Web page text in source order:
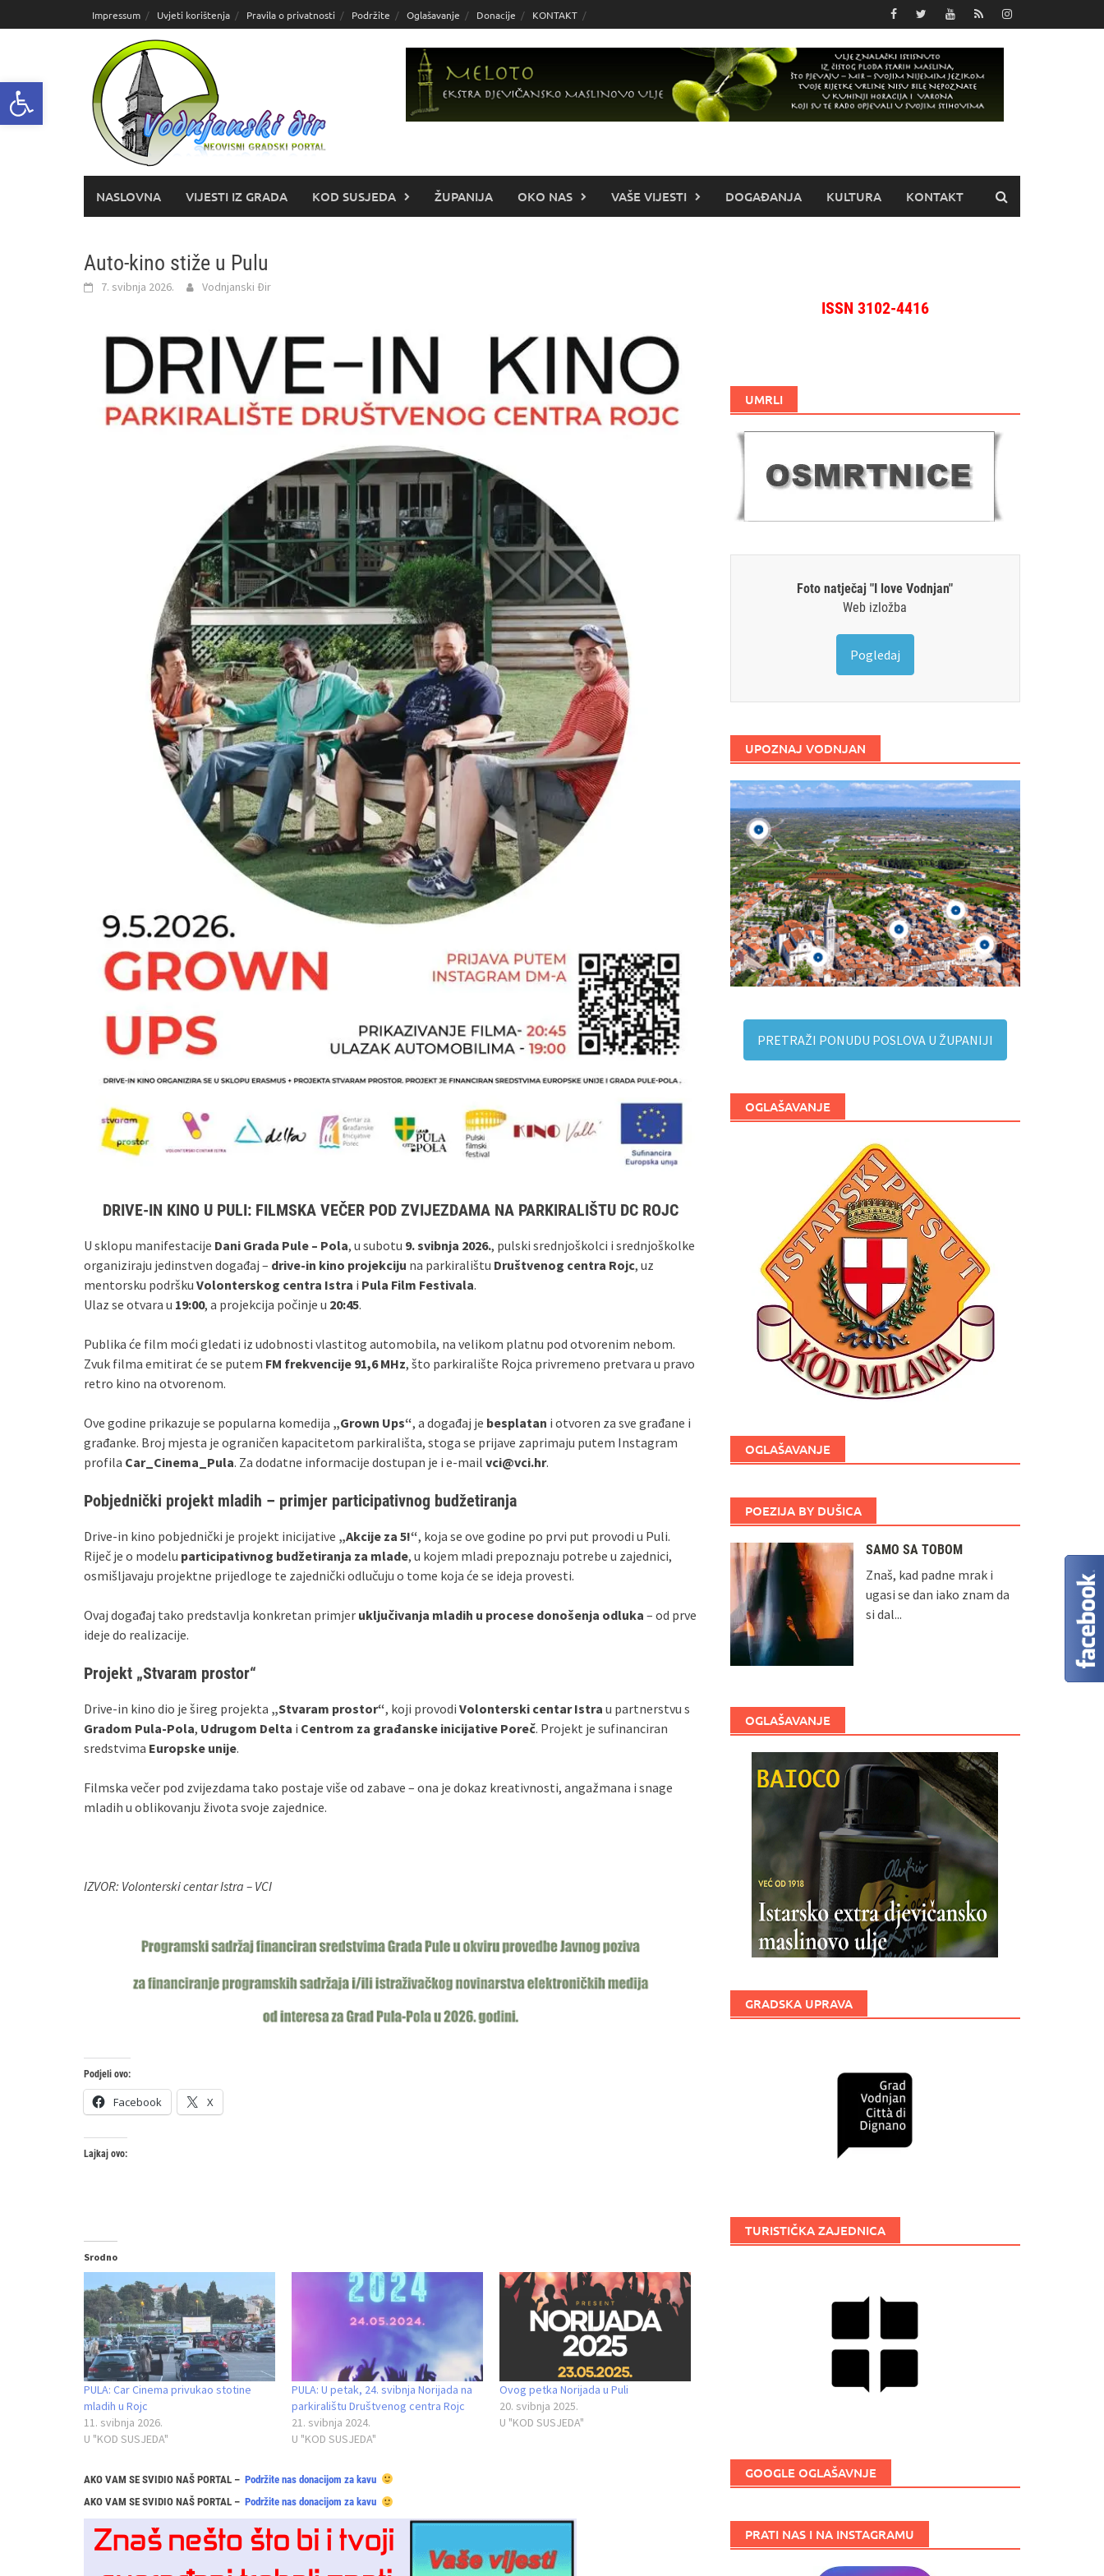
Open toolbar
do
Impressum Uvjeti korištenja Pravila o privatnosti Podržite Oglašavanje Donacije KONTAKT
NASLOVNA VIJESTI IZ GRADA KOD SUSJEDA ŽUPANIJA OKO NAS VAŠE VIJESTI DOGAĐANJA KULTURA KONTAKT
Auto‑kino stiže u Pulu
7. svibnja 2026. Vodnjanski Đir
DRIVE‑IN KINO U PULI: FILMSKA VEČER POD ZVIJEZDAMA NA PARKIRALIŠTU DC ROJC
U sklopu manifestacije Dani Grada Pule – Pola, u subotu 9. svibnja 2026., pulski srednjoškolci i srednjoškolke
organiziraju jedinstven događaj – drive‑in kino projekciju na parkiralištu Društvenog centra Rojc, uz
mentorsku podršku Volonterskog centra Istra i Pula Film Festivala.
Ulaz se otvara u 19:00, a projekcija počinje u 20:45.
Publika će film moći gledati iz udobnosti vlastitog automobila, na velikom platnu pod otvorenim nebom.
Zvuk filma emitirat će se putem FM frekvencije 91,6 MHz, što parkiralište Rojca privremeno pretvara u pravo
retro kino na otvorenom.
Ove godine prikazuje se popularna komedija „Grown Ups“, a događaj je besplatan i otvoren za sve građane i
građanke. Broj mjesta je ograničen kapacitetom parkirališta, stoga se prijave zaprimaju putem Instagram
profila Car_Cinema_Pula. Za dodatne informacije dostupan je i e‑mail vci@vci.hr.
Pobjednički projekt mladih – primjer participativnog budžetiranja
Drive‑in kino pobjednički je projekt inicijative „Akcije za 5!“, koja se ove godine po prvi put provodi u Puli.
Riječ je o modelu participativnog budžetiranja za mlade, u kojem mladi prepoznaju potrebe u zajednici,
osmišljavaju projektne prijedloge te zajednički odlučuju o tome koja će se ideja provesti.
Ovaj događaj tako predstavlja konkretan primjer uključivanja mladih u procese donošenja odluka – od prve
ideje do realizacije.
Projekt „Stvaram prostor“
Drive‑in kino dio je šireg projekta „Stvaram prostor“, koji provodi Volonterski centar Istra u partnerstvu s
Gradom Pula‑Pola, Udrugom Delta i Centrom za građanske inicijative Poreč. Projekt je sufinanciran
sredstvima Europske unije.
Filmska večer pod zvijezdama tako postaje više od zabave – ona je dokaz kreativnosti, angažmana i snage
mladih u oblikovanju života svoje zajednice.
IZVOR: Volonterski centar Istra – VCI
Podjeli ovo:
Facebook X
Lajkaj ovo:
Srodno
PULA: Car Cinema privukao stotine
mladih u Rojc
11. svibnja 2026.
U "KOD SUSJEDA"
PULA: U petak, 24. svibnja Norijada na
parkiralištu Društvenog centra Rojc
21. svibnja 2024.
U "KOD SUSJEDA"
Ovog petka Norijada u Puli
20. svibnja 2025.
U "KOD SUSJEDA"
AKO VAM SE SVIDIO NAŠ PORTAL – Podržite nas donacijom za kavu
AKO VAM SE SVIDIO NAŠ PORTAL – Podržite nas donacijom za kavu
ISSN 3102-4416
UMRLI
Foto natječaj "I love Vodnjan"
Web izložba
Pogledaj
UPOZNAJ VODNJAN
PRETRAŽI PONUDU POSLOVA U ŽUPANIJI
OGLAŠAVANJE
OGLAŠAVANJE
POEZIJA BY DUŠICA
SAMO SA TOBOM
Znaš, kad padne mrak i
ugasi se dan iako znam da
si dal...
OGLAŠAVANJE
GRADSKA UPRAVA
TURISTIČKA ZAJEDNICA
GOOGLE OGLAŠAVNJE
PRATI NAS I NA INSTAGRAMU